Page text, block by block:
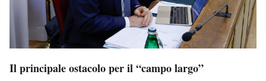
Il principale ostacolo per il “campo largo”